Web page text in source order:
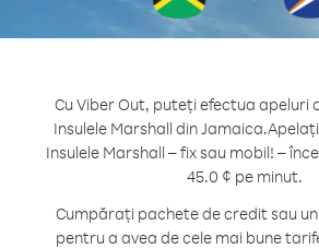
Cu Viber Out, puteți efectua
Insulele Marshall din Jamaica.
Insulele Marshall – fix sau mobil! –
45.0 ¢ pe minut.
Cumpărați pachete de credit sau
pentru a avea de cele mai bune